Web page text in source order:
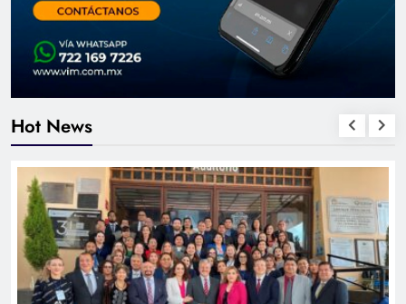
Hot News